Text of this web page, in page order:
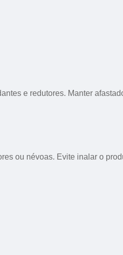
e redutores. Manter
ou névoas. Evite inalar o